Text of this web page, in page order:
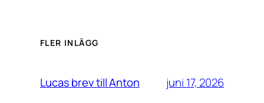
FLER INLÄGG
Lucas brev till Anton juni 17, 2026